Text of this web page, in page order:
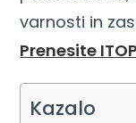
varnosti in
Prenesite
Kazalo